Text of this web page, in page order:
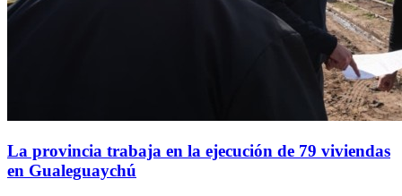
La provincia trabaja en la ejecución de 79 viviendas
en Gualeguaychú